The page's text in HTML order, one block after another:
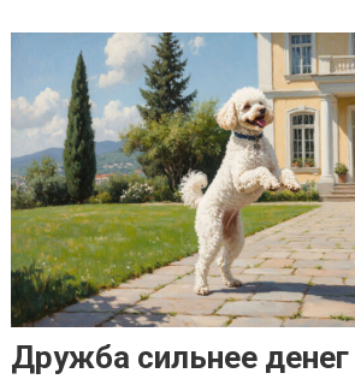
Дружба сильнее денег